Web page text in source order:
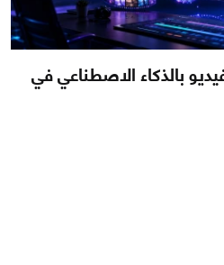
الفيديو بالذكاء الاصطناعي في